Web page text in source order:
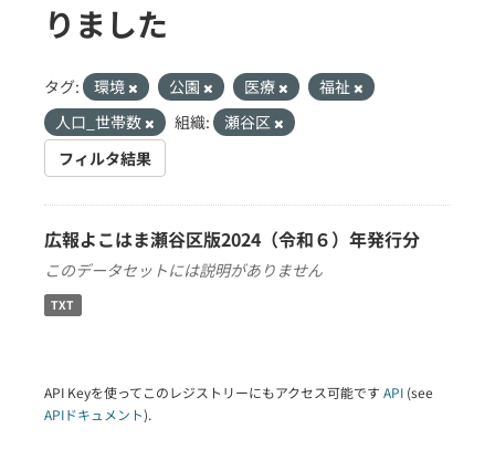
りました
タグ: 環境 公園 医療
福祉
人口_世帯数
組織:
瀬谷区
フィルタ結果
広報よこはま瀬谷区版2024（令和６）年発行分
このデータセットには説明がありません
TXT
API Keyを使ってこのレジストリーにもアクセス可能です API (see
APIドキュメント).